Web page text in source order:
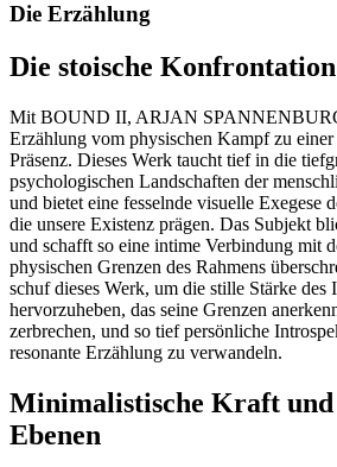
Die Erzählung
Die stoische Konfrontation
Mit BOUND II, ARJAN
Erzählung vom physischen Kampf zu
Präsenz. Dieses Werk taucht tief in die
psychologischen Landschaften der
und bietet eine fesselnde visuelle Exegese
die unsere Existenz prägen. Das Subjekt
und schafft so eine intime Verbindung mit
physischen Grenzen des Rahmens
schuf dieses Werk, um die stille Stärke des
hervorzuheben, das seine Grenzen
zerbrechen, und so tief persönliche
resonante Erzählung zu verwandeln.
Minimalistische Kraft und
Ebenen